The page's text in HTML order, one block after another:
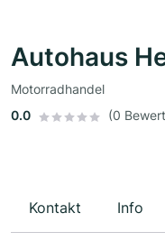
Autohaus
Motorradhandel
0.0
(0
Kontakt Info